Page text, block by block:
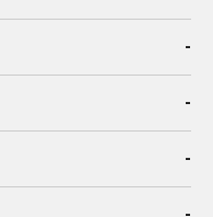
-
-
-